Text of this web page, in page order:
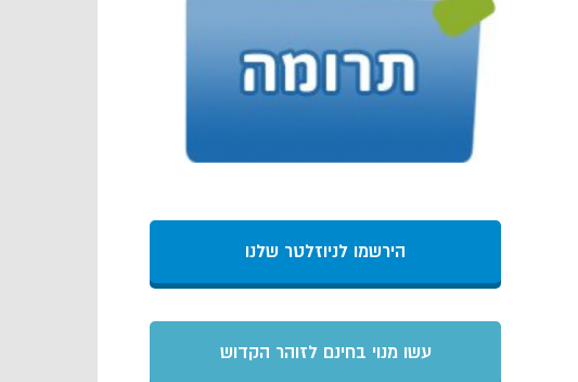
הירשמו לניוזלטר שלנו
עשו מנוי בחינם לזוהר הקדוש